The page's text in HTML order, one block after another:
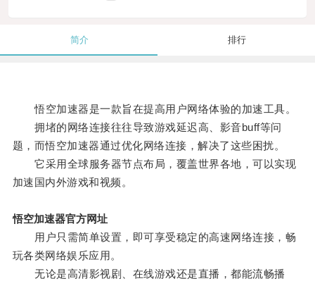
简介 排行
悟空加速器是一款旨在提高用户网络体验的加速工具。
拥堵的网络连接往往导致游戏延迟高、影音buff等问
题，而悟空加速器通过优化网络连接，解决了这些困扰。
它采用全球服务器节点布局，覆盖世界各地，可以实现
加速国内外游戏和视频。
悟空加速器官方网址
用户只需简单设置，即可享受稳定的高速网络连接，畅
玩各类网络娱乐应用。
无论是高清影视剧、在线游戏还是直播，都能流畅播